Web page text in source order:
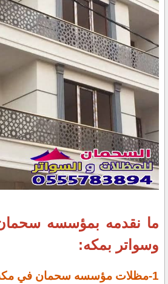
ما نقدمه بمؤسسه
وسواتر بمكه:
1-مظلات مؤسسه سحمان في مكه: